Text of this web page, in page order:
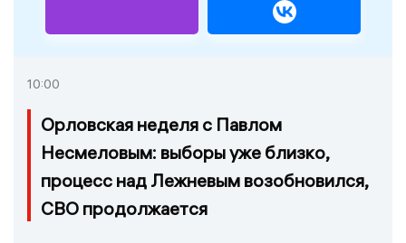
10:00
Орловская неделя с Павлом
Несмеловым: выборы уже близко,
процесс над Лежневым возобновился,
СВО продолжается